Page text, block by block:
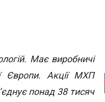
Має виробничі
Європи. Акції МХП
понад 38 тисяч